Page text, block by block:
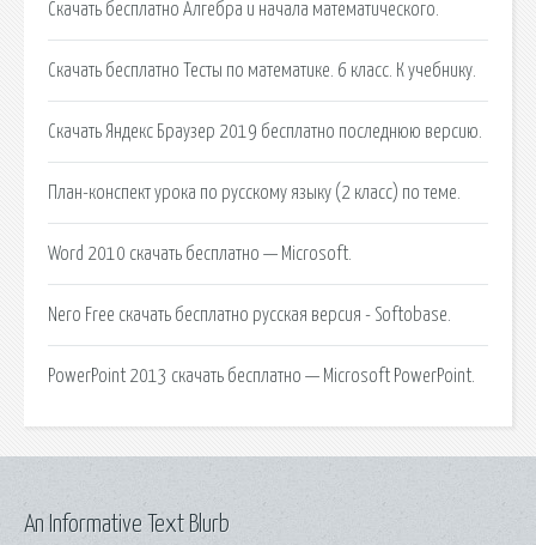
Скачать бесплатно Алгебра и начала математического.
Скачать бесплатно Тесты по математике. 6 класс. К учебнику.
Скачать Яндекс Браузер 2019 бесплатно последнюю версию.
План-конспект урока по русскому языку (2 класс) по теме.
Word 2010 скачать бесплатно — Microsoft.
Nero Free скачать бесплатно русская версия - Softobase.
PowerPoint 2013 скачать бесплатно — Microsoft PowerPoint.
An Informative Text Blurb